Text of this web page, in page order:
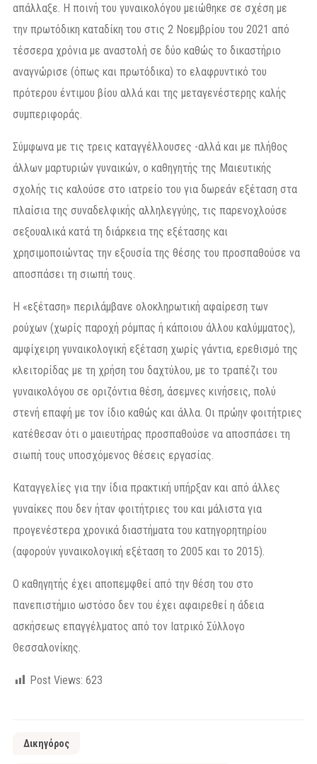
απάλλαξε. Η ποινή του γυναικολόγου μειώθηκε σε σχέση με
την πρωτόδικη καταδίκη του στις 2 Νοεμβρίου του 2021 από
τέσσερα χρόνια με αναστολή σε δύο καθώς το δικαστήριο
αναγνώρισε (όπως και πρωτόδικα) το ελαφρυντικό του
πρότερου έντιμου βίου αλλά και της μεταγενέστερης καλής
συμπεριφοράς.
Σύμφωνα με τις τρεις καταγγέλλουσες -αλλά και με πλήθος
άλλων μαρτυριών γυναικών, ο καθηγητής της Μαιευτικής
σχολής τις καλούσε στο ιατρείο του για δωρεάν εξέταση στα
πλαίσια της συναδελφικής αλληλεγγύης, τις παρενοχλούσε
σεξουαλικά κατά τη διάρκεια της εξέτασης και
χρησιμοποιώντας την εξουσία της θέσης του προσπαθούσε να
αποσπάσει τη σιωπή τους.
Η «εξέταση» περιλάμβανε ολοκληρωτική αφαίρεση των
ρούχων (χωρίς παροχή ρόμπας ή κάποιου άλλου καλύμματος),
αμφίχειρη γυναικολογική εξέταση χωρίς γάντια, ερεθισμό της
κλειτορίδας με τη χρήση του δαχτύλου, με το τραπέζι του
γυναικολόγου σε οριζόντια θέση, άσεμνες κινήσεις, πολύ
στενή επαφή με τον ίδιο καθώς και άλλα. Οι πρώην φοιτήτριες
κατέθεσαν ότι ο μαιευτήρας προσπαθούσε να αποσπάσει τη
σιωπή τους υποσχόμενος θέσεις εργασίας.
Καταγγελίες για την ίδια πρακτική υπήρξαν και από άλλες
γυναίκες που δεν ήταν φοιτήτριες του και μάλιστα για
προγενέστερα χρονικά διαστήματα του κατηγορητηρίου
(αφορούν γυναικολογική εξέταση το 2005 και το 2015).
Ο καθηγητής έχει αποπεμφθεί από την θέση του στο
πανεπιστήμιο ωστόσο δεν του έχει αφαιρεθεί η άδεια
ασκήσεως επαγγέλματος από τον Ιατρικό Σύλλογο
Θεσσαλονίκης.
Post Views: 623
Δικηγόρος